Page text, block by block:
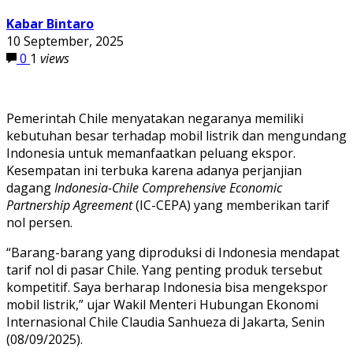
Kabar Bintaro
10 September, 2025
0 1 views
Pemerintah Chile menyatakan negaranya memiliki
kebutuhan besar terhadap mobil listrik dan mengundang
Indonesia untuk memanfaatkan peluang ekspor.
Kesempatan ini terbuka karena adanya perjanjian
dagangIndonesia-Chile Comprehensive Economic
Partnership Agreement(IC-CEPA) yang memberikan tarif
nol persen.
“Barang-barang yang diproduksi di Indonesia mendapat
tarif nol di pasar Chile. Yang penting produk tersebut
kompetitif. Saya berharap Indonesia bisa mengekspor
mobil listrik,” ujar Wakil Menteri Hubungan Ekonomi
Internasional Chile Claudia Sanhueza di Jakarta, Senin
(08/09/2025).